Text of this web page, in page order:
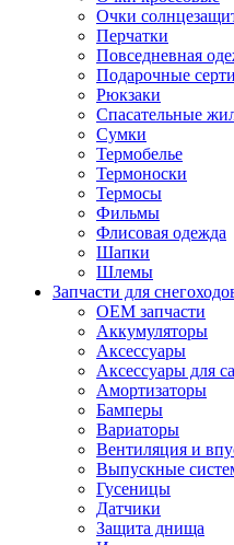
Очки
Перчатки
Повседневная
Подарочные
Рюкзаки
Спасательные
Сумки
Термобелье
Термоноски
Термосы
Фильмы
Флисовая одежда
Шапки
Шлемы
Запчасти для
OEM запчасти
Аккумуляторы
Аксессуары
Аксессуары для
Амортизаторы
Бамперы
Вариаторы
Вентиляция и
Выпускные
Гусеницы
Датчики
Защита днища